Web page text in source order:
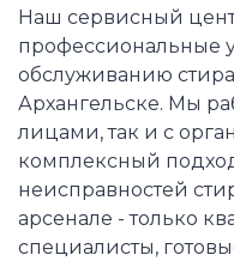
Наш сервисный
профессиональные
обслуживанию
Архангельске. Мы
лицами, так и с
комплексный
неисправностей
арсенале - только
специалисты,